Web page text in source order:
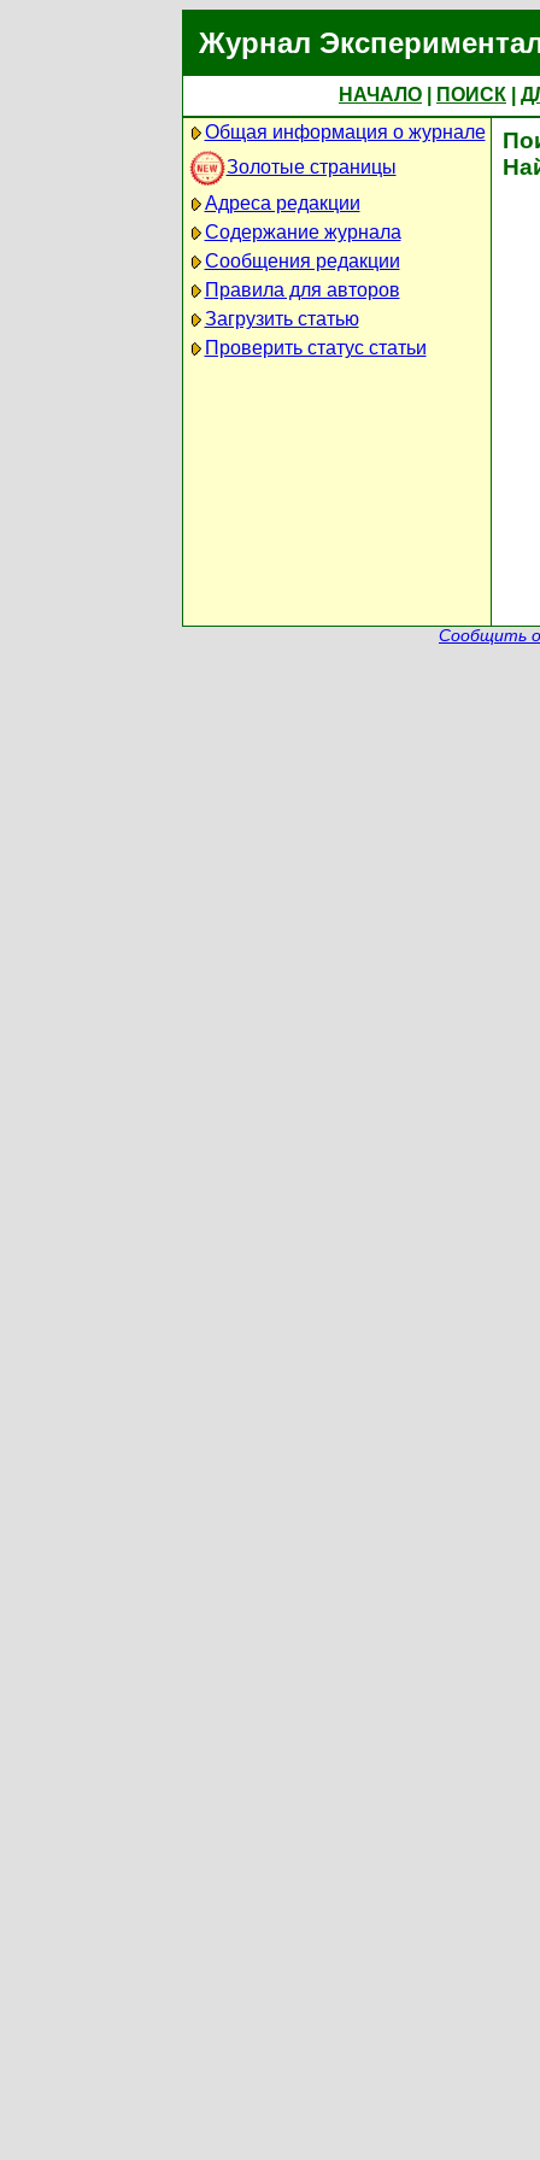
Журнал
НАЧАЛО ПОИСК
Общая информация о журнале
Золотые страницы
Адреса редакции
Содержание журнала
Сообщения редакции
Правила для авторов
Загрузить статью
Проверить статус статьи
Сообщить о